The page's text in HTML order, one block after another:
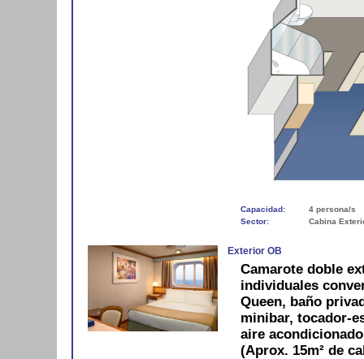
Capacidad:
4 persona/s
Sector:
Cabina
Exterior OB
Camarote doble
individuales
Queen, baño
minibar, tocador-
aire
(Aprox. 15m² de